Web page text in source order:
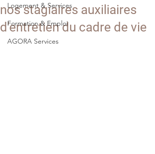
Logement & Services
Formation & Emploi
AGORA Services
nos stagiaires auxiliaires
d'entretien du cadre de vie